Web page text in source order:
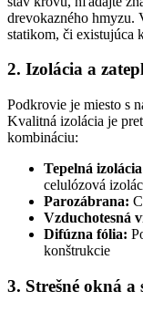
drevokazného hmyzu.
statikom, či existujúca
2. Izolácia a
Podkrovie je miesto s
Kvalitná izolácia je
kombináciu:
Tepelná
celulózová
Parozábrana:
Vzduchotesná
Difúzna fólia:
konštrukcie
3. Strešné okná a